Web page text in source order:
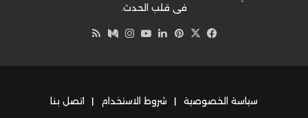
في قلب الحدث.
فيسبوك
‫X بينتيريست
لينكدإن‫YouTube
انستقرام
وسط
سياسة الخصوصية | شروط الاستخدام | اتصل بنا